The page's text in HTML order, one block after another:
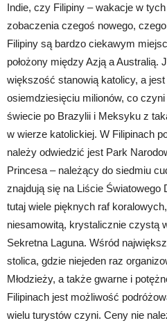
Indie, czy Filipiny – wakacje w
zobaczenia czegoś nowego,
Filipiny są bardzo ciekawym
położony między Azją a Australią.
większość stanowią katolicy, a
osiemdziesięciu milionów, co
świecie po Brazylii i Meksyku z
w wierze katolickiej. W Filipinach
należy odwiedzić jest Park
Princesa – należący do siedmiu
znajdują się na Liście
tutaj wiele pięknych raf
niesamowitą, krystalicznie czystą
Sekretna Laguna. Wśród
stolica, gdzie niejeden raz
Młodzieży, a także gwarne i
Filipinach jest możliwość
wielu turystów czyni. Ceny nie